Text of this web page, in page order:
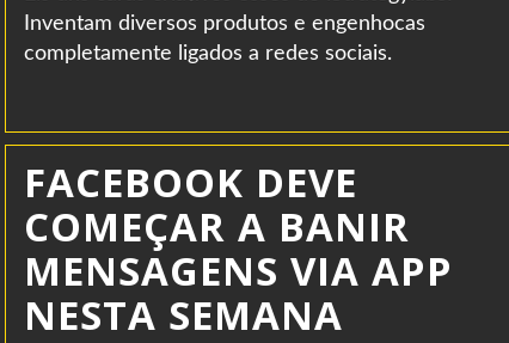
Inventam diversos produtos e engenhocas
completamente ligados a redes sociais.
FACEBOOK DEVE
COMEÇAR A BANIR
MENSAGENS VIA APP
NESTA SEMANA